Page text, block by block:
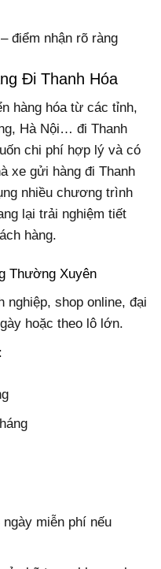
điểm nhận rõ ràng
Đi Thanh Hóa
hàng hóa từ các tỉnh,
Hà Nội… đi Thanh
chi phí hợp lý và có
xe gửi hàng đi Thanh
nhiều chương trình
lại trải nghiệm tiết
hàng.
Thường Xuyên
nghiệp, shop online, đại
hoặc theo lô lớn.
miễn phí nếu